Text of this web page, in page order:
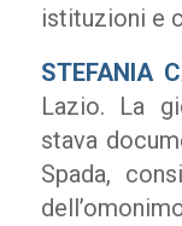
istituzioni e
STEFANIA
Lazio. La
stava
Spada,